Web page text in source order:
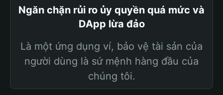
Ngăn chặn rủi ro ủy quyền quá mức và
DApp lừa đảo
Là một ứng dụng ví, bảo vệ tài sản của
người dùng là sứ mệnh hàng đầu của
chúng tôi.